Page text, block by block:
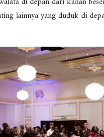
lainnya yang duduk di